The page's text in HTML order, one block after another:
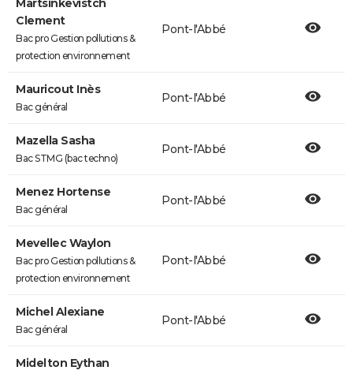
Martsinkevistch
Clement
Bac pro Gestion pollutions &
protection environnement
Pont-l'Abbé
Mauricout Inès
Bac général
Pont-l'Abbé
Mazella Sasha
Bac STMG (bac techno)
Pont-l'Abbé
Menez Hortense
Bac général
Pont-l'Abbé
Mevellec Waylon
Bac pro Gestion pollutions &
protection environnement
Pont-l'Abbé
Michel Alexiane
Bac général
Pont-l'Abbé
Midelton Eythan